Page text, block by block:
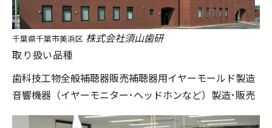
千葉県千葉市美浜区 株式会社須山歯研
取り扱い品種
歯科技工物全般補聴器販売補聴器用イヤーモールド製造
音響機器（イヤーモニター･ヘッドホンなど）製造･販売